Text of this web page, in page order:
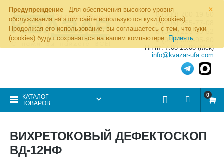
×
Предупреждение
Для обеспечения высокого уровня
обслуживания на этом сайте используются куки (cookies).
Продолжая его использование, вы соглашаетесь с тем, что куки
(cookies) будут сохраняться на вашем компьютере: Принять
8 (800) 700-19-50
8 (495) 255-77-08
8 (347) 225-00-52
8 (986) 963-95-80
Пн-пт: 7.00-16.00 (Мск)
info@kvazar-ufa.com
КАТАЛОГ
ТОВАРОВ
0
ВИХРЕТОКОВЫЙ ДЕФЕКТОСКОП
ВД-12НФ